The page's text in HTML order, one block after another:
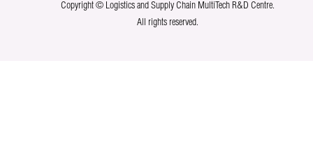
Copyright © Logistics and Supply Chain MultiTech R&D Centre.
All rights reserved.